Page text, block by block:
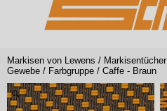
Markisen von Lewens / Markisentücher
Gewebe / Farbgruppe / Caffe - Braun
Zoom